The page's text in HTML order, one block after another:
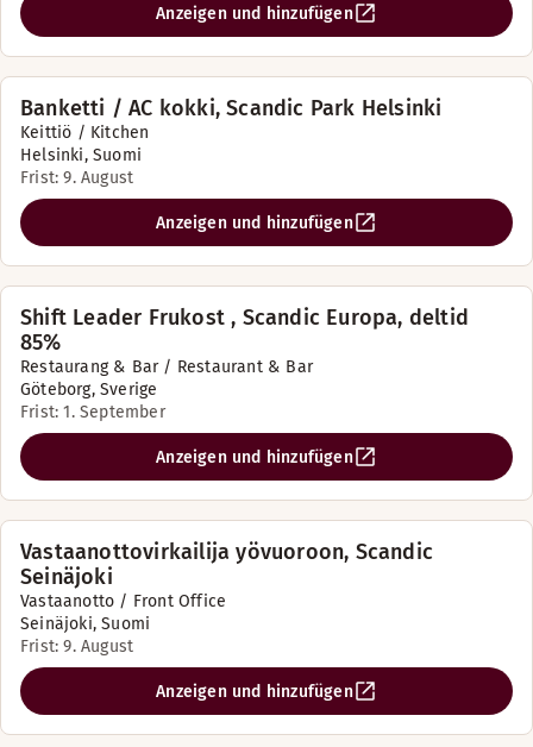
Anzeigen und hinzufügen
Banketti / AC kokki, Scandic Park Helsinki
Keittiö / Kitchen
Helsinki, Suomi
Frist: 9. August
Anzeigen und hinzufügen
Shift Leader Frukost , Scandic Europa, deltid
85%
Restaurang & Bar / Restaurant & Bar
Göteborg, Sverige
Frist: 1. September
Anzeigen und hinzufügen
Vastaanottovirkailija yövuoroon, Scandic
Seinäjoki
Vastaanotto / Front Office
Seinäjoki, Suomi
Frist: 9. August
Anzeigen und hinzufügen